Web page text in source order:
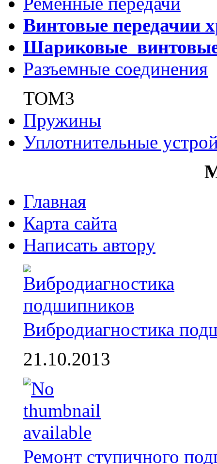
Винтовые передачии
Шариковые
Разъемные соединения
ТОМ3
Пружины
Уплотнительные
Главная
Карта сайта
Написать автору
Вибродиагностика
21.10.2013
Ремонт ступичного